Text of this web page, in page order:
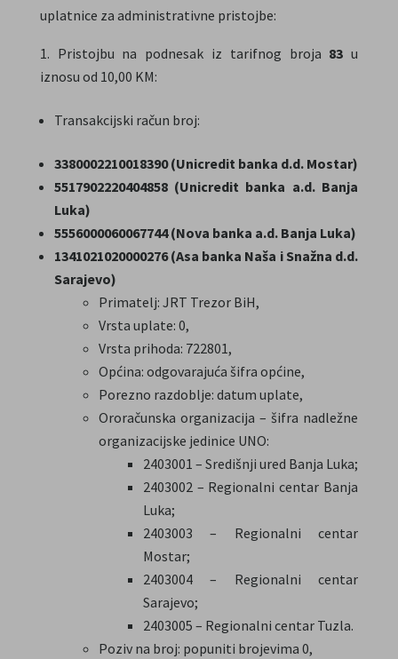
uplatnice za administrativne pristojbe:
Pristojbu na podnesak iz tarifnog broja 83 u
iznosu od 10,00 KM:
Transakcijski račun broj:
3380002210018390 (Unicredit banka d.d. Mostar)
5517902220404858 (Unicredit banka a.d. Banja
Luka)
5556000060067744 (Nova banka a.d. Banja Luka)
1341021020000276 (Asa banka Naša i Snažna d.d.
Sarajevo)
Primatelj: JRT Trezor BiH,
Vrsta uplate: 0,
Vrsta prihoda: 722801,
Općina: odgovarajuća šifra općine,
Porezno razdoblje: datum uplate,
Ororačunska organizacija – šifra nadležne
organizacijske jedinice UNO:
2403001 – Središnji ured Banja Luka;
2403002 – Regionalni centar Banja
Luka;
2403003 – Regionalni centar
Mostar;
2403004 – Regionalni centar
Sarajevo;
2403005 – Regionalni centar Tuzla.
Poziv na broj: popuniti brojevima 0,